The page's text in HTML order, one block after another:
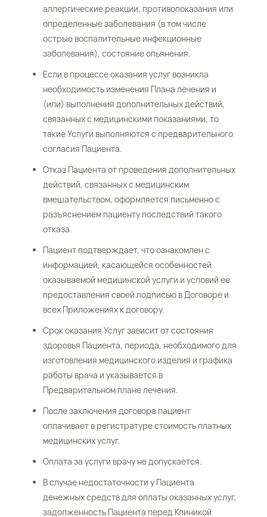
аллергические реакции, противопоказания или
определенные заболевания (в том числе
острые воспалительные инфекционные
заболевания), состояние опьянения.
Если в процессе оказания услуг возникла
необходимость изменения Плана лечения и
(или) выполнения дополнительных действий,
связанных с медицинскими показаниями, то
такие Услуги выполняются с предварительного
согласия Пациента.
Отказ Пациента от проведения дополнительных
действий, связанных с медицинским
вмешательством, оформляется письменно с
разъяснением пациенту последствий такого
отказа.
Пациент подтверждает, что ознакомлен с
информацией, касающейся особенностей
оказываемой медицинской услуги и условий ее
предоставления своей подписью в Договоре и
всех Приложениях к договору.
Срок оказания Услуг зависит от состояния
здоровья Пациента, периода, необходимого для
изготовления медицинского изделия и графика
работы врача и указывается в
Предварительном плане лечения.
После заключения договора пациент
оплачивает в регистратуре стоимость платных
медицинских услуг.
Оплата за услуги врачу не допускается.
В случае недостаточности у Пациента
денежных средств для оплаты оказанных услуг,
задолженность Пациента перед Клиникой